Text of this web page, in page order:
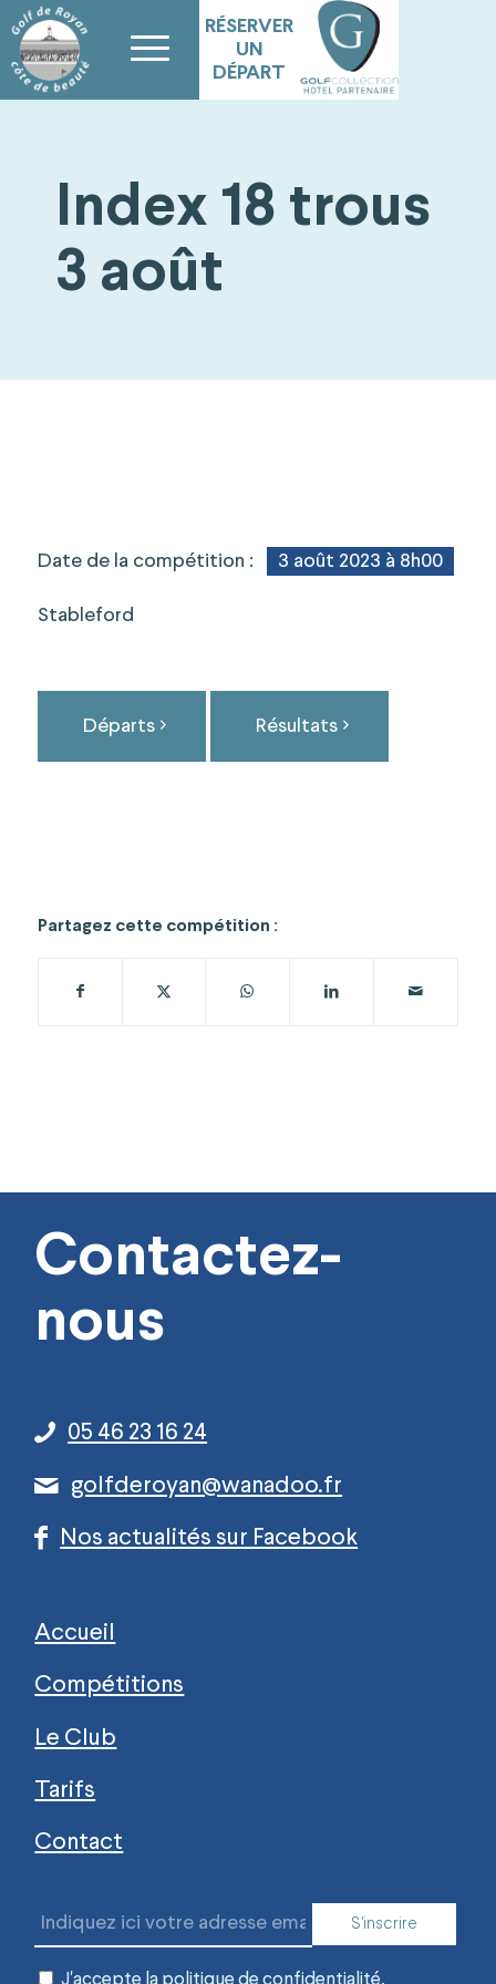
RÉSERVER
UN
DÉPART
Index 18 trous
3 août
Date de la compétition : 3 août 2023 à 8h00
Stableford
Départs Résultats
Partagez cette compétition :
Contactez-
nous
05 46 23 16 24
golfderoyan@wanadoo.fr
Nos actualités sur Facebook
Accueil
Compétitions
Le Club
Tarifs
Contact
J'accepte la politique de confidentialité.